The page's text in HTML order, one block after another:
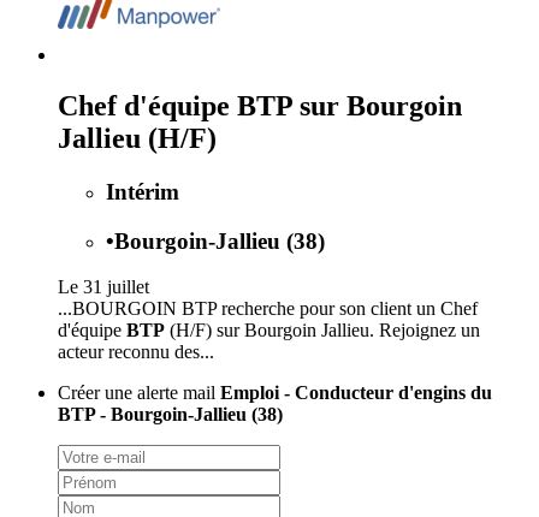
Chef d'équipe BTP sur Bourgoin
Jallieu (H/F)
Intérim
•Bourgoin-Jallieu (38)
Le 31 juillet
...BOURGOIN BTP recherche pour son client un Chef
d'équipe BTP (H/F) sur Bourgoin Jallieu. Rejoignez un
acteur reconnu des...
Créer une alerte mail Emploi - Conducteur d'engins du
BTP - Bourgoin-Jallieu (38)